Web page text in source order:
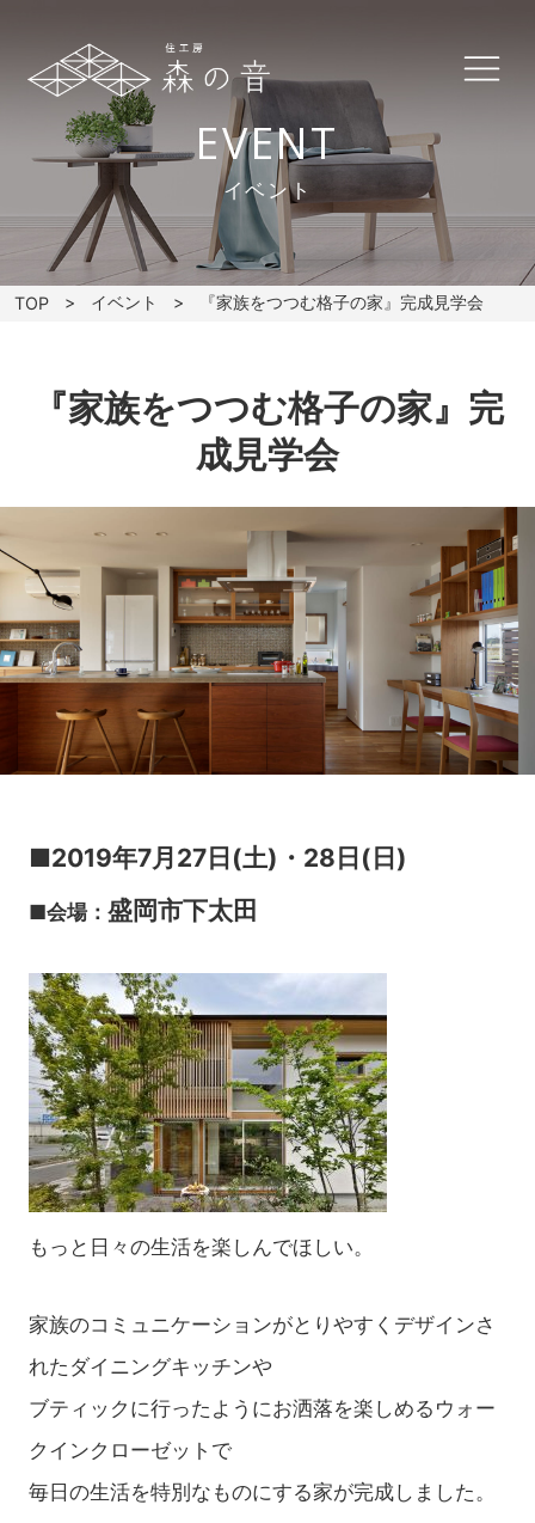
EVENT
イベント
TOP イベント 『家族をつつむ格子の家』完成見学会
『家族をつつむ格子の家』完
成見学会
■2019年7月27日(土)・28日(日)
■会場： 盛岡市下太田
もっと日々の生活を楽しんでほしい。
家族のコミュニケーションがとりやすくデザインさ
れたダイニングキッチンや
ブティックに行ったようにお洒落を楽しめるウォー
クインクローゼットで
毎日の生活を特別なものにする家が完成しました。